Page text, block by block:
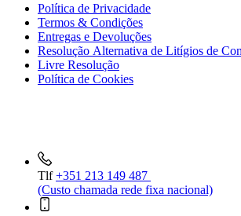
Política de Privacidade
Termos & Condições
Entregas e Devoluções
Resolução Alternativa de Litígios de
Livre Resolução
Política de Cookies
Tlf+351 213 149 487
(Custo chamada rede fixa nacional)